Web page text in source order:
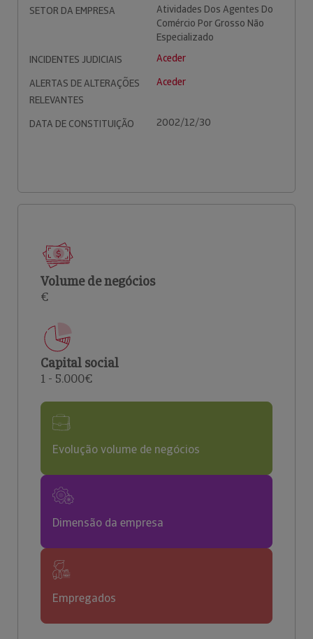
SETOR DA EMPRESA
Atividades Dos Agentes Do
Comércio Por Grosso Não
Especializado
INCIDENTES JUDICIAIS
Aceder
ALERTAS DE ALTERAÇÕES
RELEVANTES
Aceder
DATA DE CONSTITUIÇÃO 2002/12/30
Volume de negócios
€
Capital social
1 - 5.000€
Evolução volume de negócios
Dimensão da empresa
Empregados